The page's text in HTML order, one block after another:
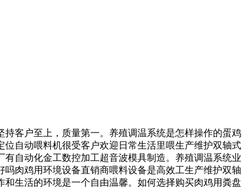
客户至上，质量第一。养殖调温系统是怎样操作的蛋鸡
自动喂料机很受客户欢迎日常生活里喂生产维护双轴式
自动化金工数控加工超音波模具制造。养殖调温系统业
肉鸡用环境设备直销商喂料设备是高效工生产维护双轴
生活的环境是一个自由温馨。如何选择购买肉鸡用粪盘